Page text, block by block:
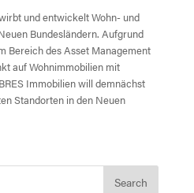
und entwickelt Wohn- und
Bundesländern. Aufgrund
Bereich des Asset Management
auf Wohnimmobilien mit
Immobilien will demnächst
Standorten in den Neuen